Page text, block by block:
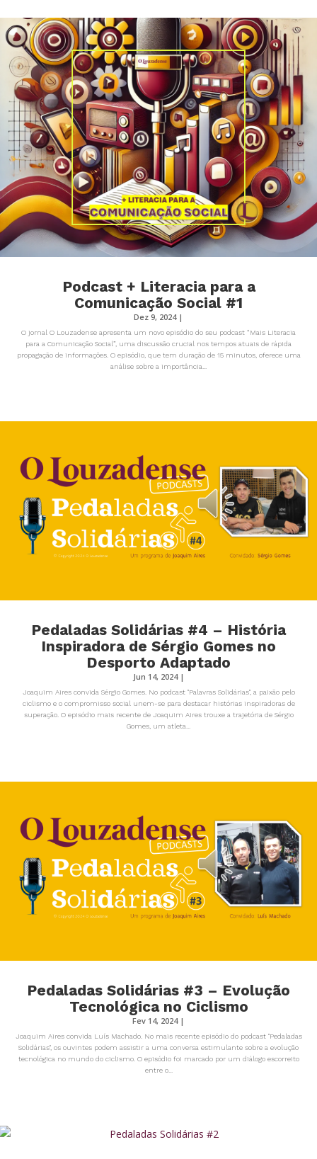
Podcast + Literacia para a
Comunicação Social #1
Dez 9, 2024|
O jornal O Louzadense apresenta um novo episódio do seu podcast “Mais Literacia
para a Comunicação Social”, uma discussão crucial nos tempos atuais de rápida
propagação de informações. O episódio, que tem duração de 15 minutos, oferece uma
análise sobre a importância...
Pedaladas Solidárias #4 – História
Inspiradora de Sérgio Gomes no
Desporto Adaptado
Jun 14, 2024|
Joaquim Aires convida Sérgio Gomes. No podcast "Palavras Solidárias", a paixão pelo
ciclismo e o compromisso social unem-se para destacar histórias inspiradoras de
superação. O episódio mais recente de Joaquim Aires trouxe a trajetória de Sérgio
Gomes, um atleta...
Pedaladas Solidárias #3 – Evolução
Tecnológica no Ciclismo
Fev 14, 2024|
Joaquim Aires convida Luís Machado. No mais recente episódio do podcast "Pedaladas
Solidárias", os ouvintes podem assistir a uma conversa estimulante sobre a evolução
tecnológica no mundo do ciclismo. O episódio foi marcado por um diálogo escorreito
entre o...